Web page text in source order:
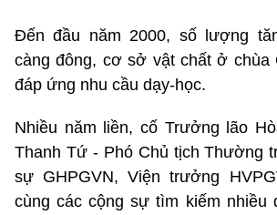
Đến đầu năm 2000, số lượng
càng đông, cơ sở vật chất ở chùa
đáp ứng nhu cầu dạy-học.
Nhiều năm liền, cố Trưởng lão
Thanh Tứ - Phó Chủ tịch Thường
sự GHPGVN, Viện trưởng
cùng các cộng sự tìm kiếm nhiều